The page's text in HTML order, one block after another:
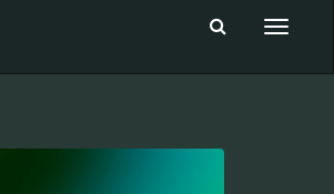
Toggle